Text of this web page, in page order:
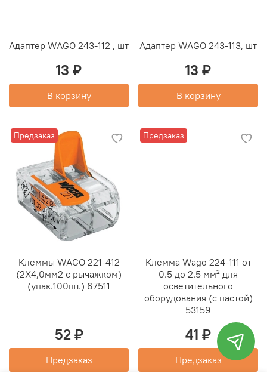
Адаптер WAGO 243-112 , шт
13 ₽
В корзину
Адаптер WAGO 243-113, шт
13 ₽
В корзину
Предзаказ
Клеммы WAGO 221-412
(2Х4,0мм2 с рычажком)
(упак.100шт.) 67511
52 ₽
Предзаказ
Предзаказ
Клемма Wago 224-111 от
0.5 до 2.5 мм² для
осветительного
оборудования (с пастой)
53159
41 ₽
Предзаказ